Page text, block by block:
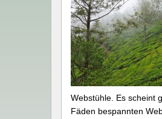
Webstühle. Es scheint
Fäden bespannten